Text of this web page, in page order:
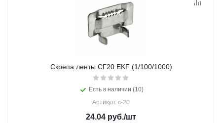
Скрепа ленты СГ20 EKF (1/100/1000)
Есть в наличии (10)
Артикул: c-20
24.04 руб./шт